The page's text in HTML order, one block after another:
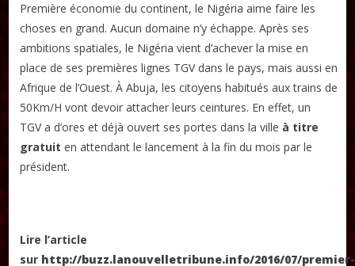
Les ateliers d’écriture littéraire
Formation en Édition Numérique
Première économie du continent, le Nigéria aime faire les
choses en grand. Aucun domaine n’y échappe. Après ses
ambitions spatiales, le Nigéria vient d’achever la mise en
place de ses premières lignes TGV dans le pays, mais aussi en
Afrique de l’Ouest. À Abuja, les citoyens habitués aux trains de
50Km/H vont devoir attacher leurs ceintures. En effet, un
TGV a d’ores et déjà ouvert ses portes dans la ville à titre
gratuit en attendant le lancement à la fin du mois par le
président.
Lire l’article
sur http://buzz.lanouvelletribune.info/2016/07/premier-